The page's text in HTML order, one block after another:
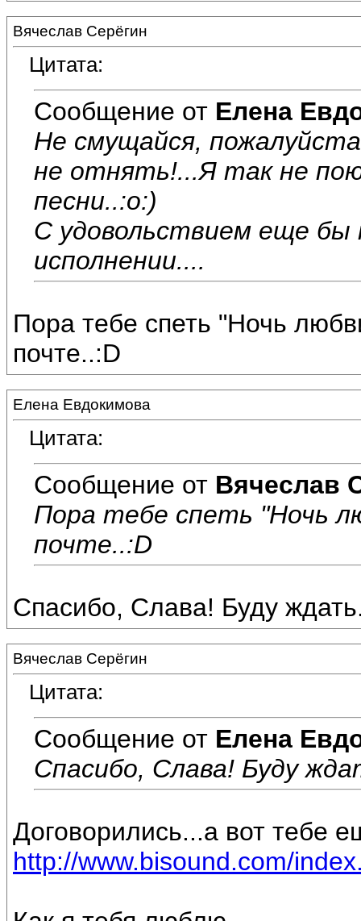
Вячеслав Серёгин
Цитата:
Сообщение от Елена
Не смущайся,
не отнять!...Я так не
песни..:o:)
С удовольствием еще бы
исполнении....
Пора тебе спеть "Ночь
почте..:D
Елена Евдокимова
Цитата:
Сообщение от Вячеслав
Пора тебе спеть "Ночь
почте..:D
Спасибо, Слава! Буду
Вячеслав Серёгин
Цитата:
Сообщение от Елена
Спасибо, Слава! Буду
Договорились...а вот тебе
http://www.bisound.com/